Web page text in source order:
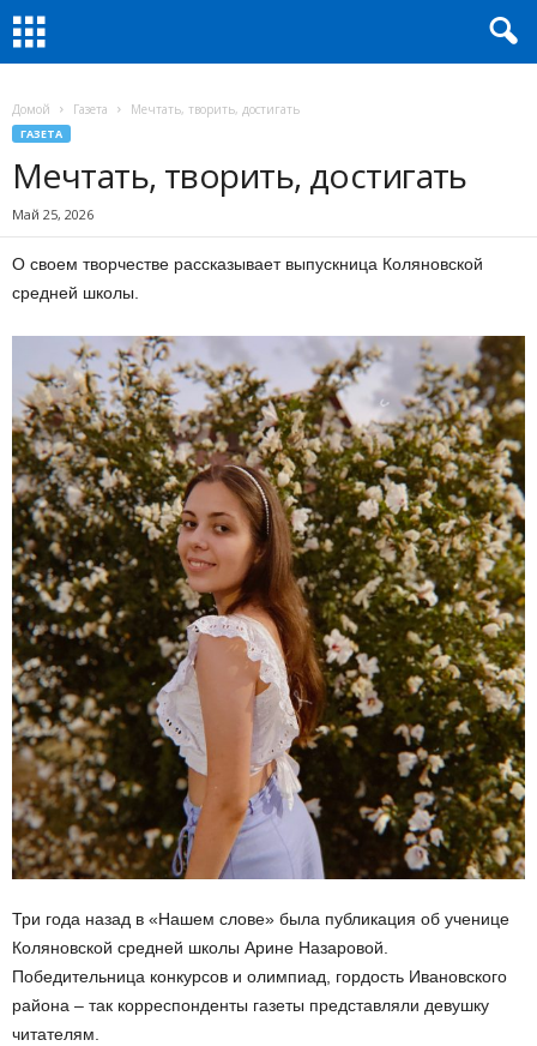
Домой Газета Мечтать, творить, достигать
ГАЗЕТА
Мечтать, творить, достигать
Май 25, 2026
О своем творчестве рассказывает выпускница Коляновской
средней школы.
Три года назад в «Нашем слове» была публикация об ученице
Коляновской средней школы Арине Назаровой.
Победительница конкурсов и олимпиад, гордость Ивановского
района – так корреспонденты газеты представляли девушку
читателям.